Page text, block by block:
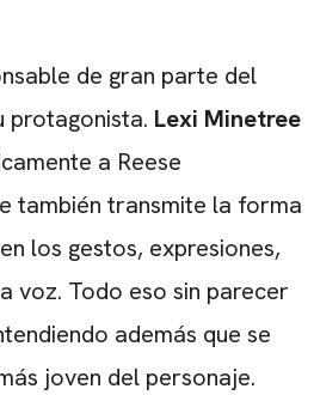
de gran parte del
protagonista. Lexi Minetree
a Reese
también transmite la forma
los gestos, expresiones,
voz. Todo eso sin parecer
además que se
joven del personaje.